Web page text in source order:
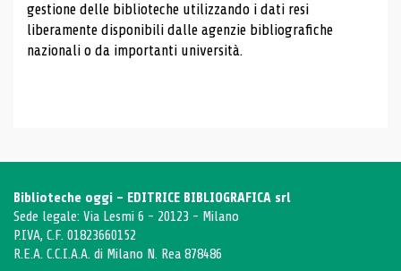
gestione delle biblioteche utilizzando i dati resi
liberamente disponibili dalle agenzie bibliografiche
nazionali o da importanti università.
Biblioteche oggi - EDITRICE BIBLIOGRAFICA srl
Sede legale: Via Lesmi 6 - 20123 - Milano
P.IVA, C.F. 01823660152
R.E.A. C.C.I.A.A. di Milano N. Rea 878486